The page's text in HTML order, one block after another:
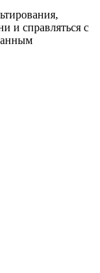
и справляться с